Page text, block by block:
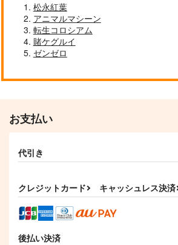
松永紅葉
アニマルマシーン
転生コロシアム
賭ケグルイ
ゼンゼロ
お支払い
代引き
クレジットカード キャッシュレス決済
後払い決済